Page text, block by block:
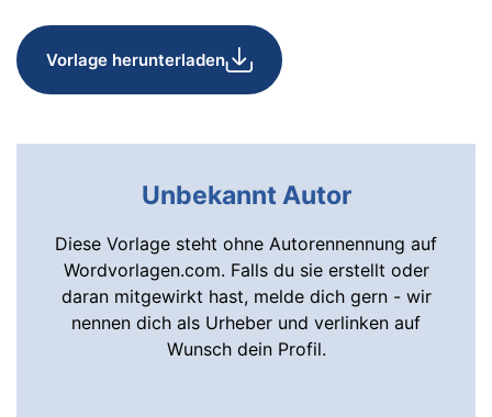
Vorlage herunterladen
Unbekannt Autor
Diese Vorlage steht ohne Autorennennung auf
Wordvorlagen.com. Falls du sie erstellt oder
daran mitgewirkt hast, melde dich gern - wir
nennen dich als Urheber und verlinken auf
Wunsch dein Profil.